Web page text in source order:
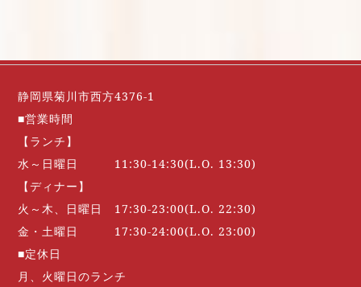
静岡県菊川市西方4376-1
■営業時間
【ランチ】
水～日曜日 11:30-14:30(L.O. 13:30)
【ディナー】
火～木、日曜日 17:30-23:00(L.O. 22:30)
金・土曜日 17:30-24:00(L.O. 23:00)
■定休日
月、火曜日のランチ